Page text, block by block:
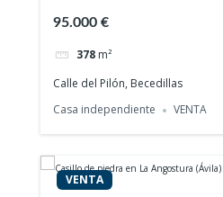
95.000 €
378 m²
Calle del Pilón, Becedillas
Casa independiente
VENTA
VENTA